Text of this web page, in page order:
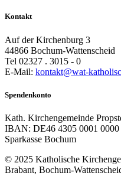
Kontakt
Auf der Kirchenburg 3
44866 Bochum-Wattenscheid
Tel 02327 . 3015 - 0
E-Mail: kontakt@wat-
Spendenkonto
Kath. Kirchengemeinde
IBAN: DE46 4305 0001 0000
Sparkasse Bochum
© 2025 Katholische
Brabant, Bochum-